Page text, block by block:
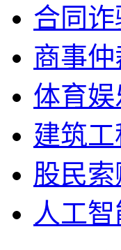
合同诈
商事仲
体育娱
建筑工
股民
人工